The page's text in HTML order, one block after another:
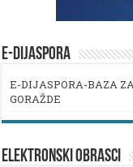
E-DIJASPORA
E-DIJASPORA-BAZA
GORAŽDE
ELEKTRONSKI OBRASCI